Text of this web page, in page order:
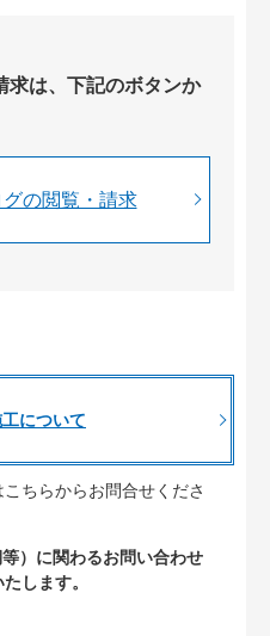
は、下記のボタンか
の閲覧・請求
について
ちらからお問合せくださ
）に関わるお問い合わせ
します。